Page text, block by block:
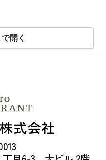
開く
式会社